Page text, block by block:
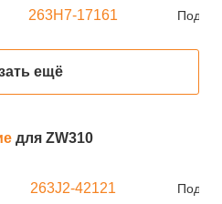
263H7-17161 Под
ещё
для ZW310
263J2-42121 Под